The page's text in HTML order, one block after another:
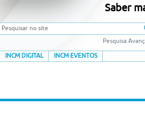
Saber
Pesquisa
INCM DIGITAL INCM EVENTOS